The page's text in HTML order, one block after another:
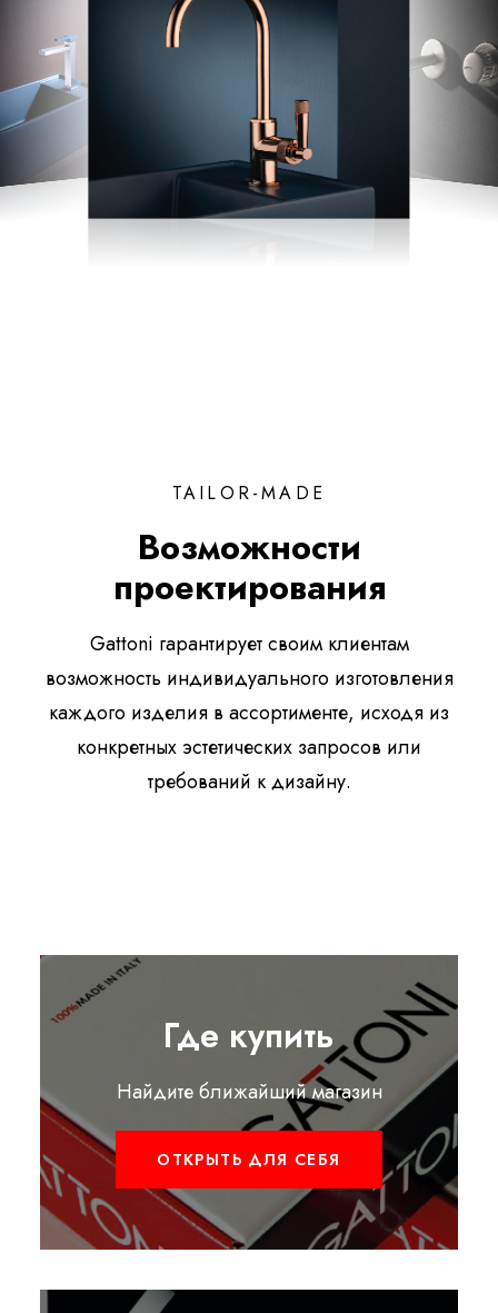
TAILOR-MADE
Возможности
проектирования
Gattoni гарантирует своим клиентам
возможность индивидуального изготовления
каждого изделия в ассортименте, исходя из
конкретных эстетических запросов или
требований к дизайну.
Где купить
Найдите ближайший магазин
ОТКРЫТЬ ДЛЯ СЕБЯ